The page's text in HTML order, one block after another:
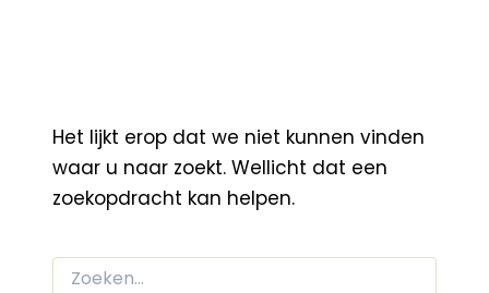
Het lijkt erop dat we niet kunnen vinden
waar u naar zoekt. Wellicht dat een
zoekopdracht kan helpen.